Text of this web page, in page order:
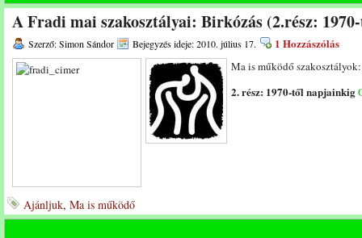
A Fradi mai szakosztályai: Birkózás (2.rész:
Szerző: Simon Sándor Bejegyzés ideje: 2010. július 17. 1 Hozzászólás
Ma is működő
2. rész: 1970-től napjainkig
Ajánljuk, Ma is működő